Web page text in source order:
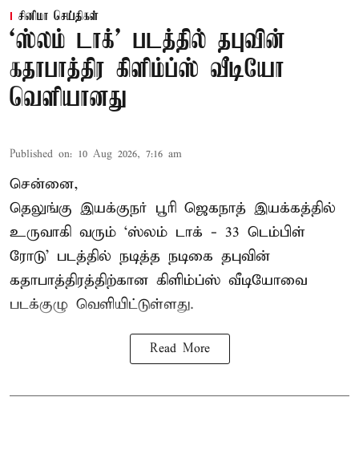
சினிமா செய்திகள்
‘ஸ்லம் டாக்’ படத்தில் தபுவின்
கதாபாத்திர கிளிம்ப்ஸ் வீடியோ
வெளியானது
Published on: 10 Aug 2026, 7:16 am
சென்னை,
தெலுங்கு இயக்குநர் பூரி ஜெகநாத் இயக்கத்தில்
உருவாகி வரும் ‘ஸ்லம் டாக் - 33 டெம்பிள்
ரோடு’ படத்தில் நடித்த நடிகை தபுவின்
கதாபாத்திரத்திற்கான கிளிம்ப்ஸ் வீடியோவை
படக்குழு வெளியிட்டுள்ளது.
Read More